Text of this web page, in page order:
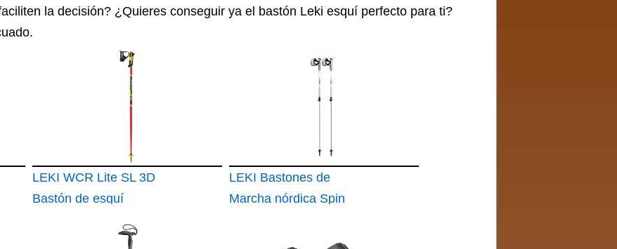
la decisión? ¿Quieres conseguir ya el bastón Leki esquí perfecto para ti?
LEKI WCR Lite SL 3D
Bastón de esquí
LEKI Bastones de
Marcha nórdica Spin